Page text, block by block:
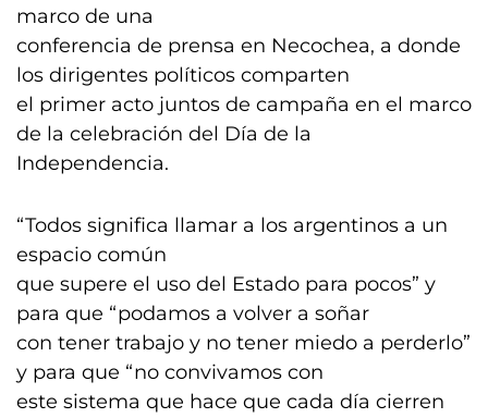
marco de una
conferencia de prensa en Necochea, a donde
los dirigentes políticos comparten
el primer acto juntos de campaña en el marco
de la celebración del Día de la
Independencia.
“Todos significa llamar a los argentinos a un
espacio común
que supere el uso del Estado para pocos” y
para que “podamos a volver a soñar
con tener trabajo y no tener miedo a perderlo”
y para que “no convivamos con
este sistema que hace que cada día cierren